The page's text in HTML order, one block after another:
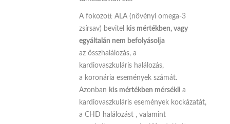
A fokozott ALA (növényi omega-3
zsírsav) bevitel
kis mértékben, vagy
egyáltalán nem befolyásolja
az összhalálozás, a
kardiovaszkuláris halálozás,
a koronária események számát.
Azonban kis mértékben mérsékli a
kardiovaszkuláris események kockázatát,
a CHD halálozást , valamint